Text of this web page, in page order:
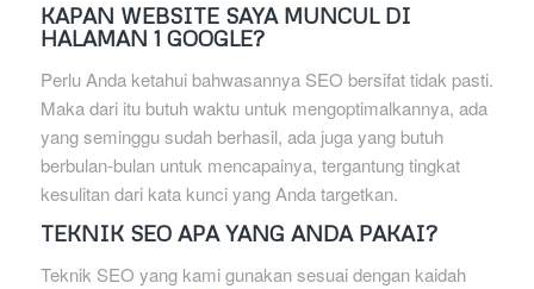
KAPAN WEBSITE SAYA MUNCUL DI
HALAMAN 1 GOOGLE?
Perlu Anda ketahui bahwasannya SEO bersifat tidak pasti.
Maka dari itu butuh waktu untuk mengoptimalkannya, ada
yang seminggu sudah berhasil, ada juga yang butuh
berbulan-bulan untuk mencapainya, tergantung tingkat
kesulitan dari kata kunci yang Anda targetkan.
TEKNIK SEO APA YANG ANDA PAKAI?
Teknik SEO yang kami gunakan sesuai dengan kaidah